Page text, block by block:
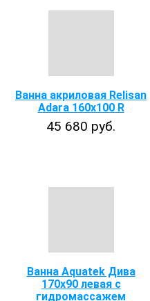
Ванна акриловая Relisan
Adara 160x100 R
45 680 руб.
Ванна Aquatek Дива
170x90 левая с
гидромассажем